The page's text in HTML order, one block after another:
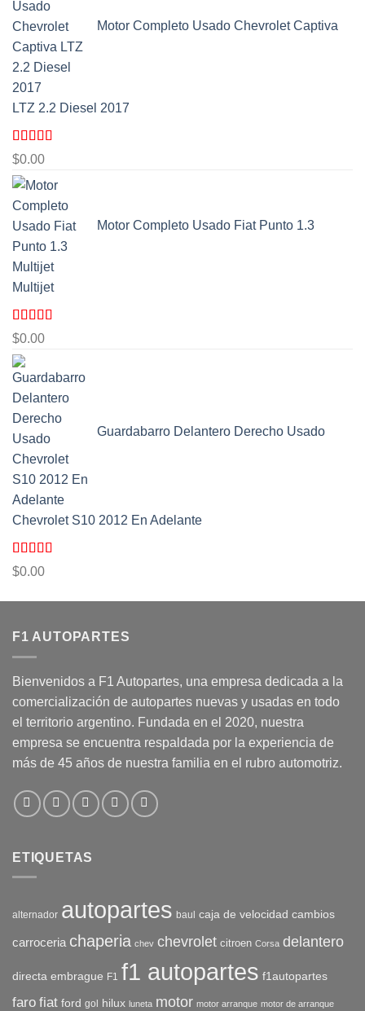
Motor Completo Usado Chevrolet Captiva
LTZ 2.2 Diesel 2017
Valorado
con5.00
5
$0.00
Motor Completo Usado Fiat Punto 1.3
Multijet
Valorado
con5.00
5
$0.00
Guardabarro Delantero Derecho Usado
Chevrolet S10 2012 En Adelante
Valorado
con5.00
$0.00
F1 AUTOPARTES
Bienvenidos a F1 Autopartes, una empresa dedicada a la
comercialización de autopartes nuevas y usadas en todo
el territorio argentino. Fundada en el 2020, nuestra
empresa se encuentra respaldada por la experiencia de
más de 45 años de nuestra familia en el rubro automotriz.
ETIQUETAS
alternador autopartes baul caja de velocidad cambios
carroceria chaperia chev chevrolet citroen Corsa delantero
directa embrague F1 f1 autopartes f1autopartes
faro fiat ford gol hilux luneta motor motor arranque motor de arranque